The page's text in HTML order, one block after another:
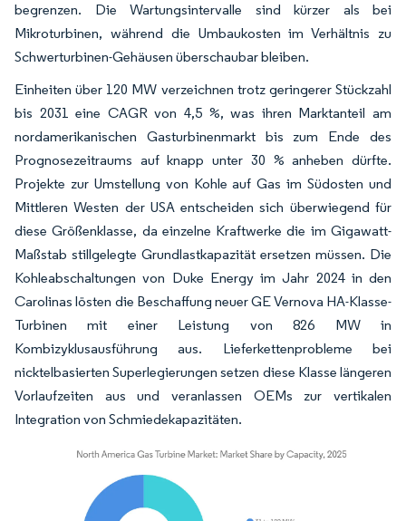
begrenzen. Die Wartungsintervalle sind kürzer als bei
Mikroturbinen, während die Umbaukosten im Verhältnis zu
Schwerturbinen-Gehäusen überschaubar bleiben.
Einheiten über 120 MW verzeichnen trotz geringerer Stückzahl
bis 2031 eine CAGR von 4,5 %, was ihren Marktanteil am
nordamerikanischen Gasturbinenmarkt bis zum Ende des
Prognosezeitraums auf knapp unter 30 % anheben dürfte.
Projekte zur Umstellung von Kohle auf Gas im Südosten und
Mittleren Westen der USA entscheiden sich überwiegend für
diese Größenklasse, da einzelne Kraftwerke die im Gigawatt-
Maßstab stillgelegte Grundlastkapazität ersetzen müssen. Die
Kohleabschaltungen von Duke Energy im Jahr 2024 in den
Carolinas lösten die Beschaffung neuer GE Vernova HA-Klasse-
Turbinen mit einer Leistung von 826 MW in
Kombizyklusausführung aus. Lieferkettenprobleme bei
nicktelbasierten Superlegierungen setzen diese Klasse längeren
Vorlaufzeiten aus und veranlassen OEMs zur vertikalen
Integration von Schmiedekapazitäten.